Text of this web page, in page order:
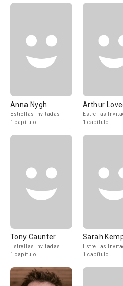
Anna Nygh
Estrellas Invitadas
1 capítulo
Arthur
Estrellas
1 capítulo
Tony Caunter
Estrellas Invitadas
1 capítulo
Sarah
Estrellas
1 capítulo